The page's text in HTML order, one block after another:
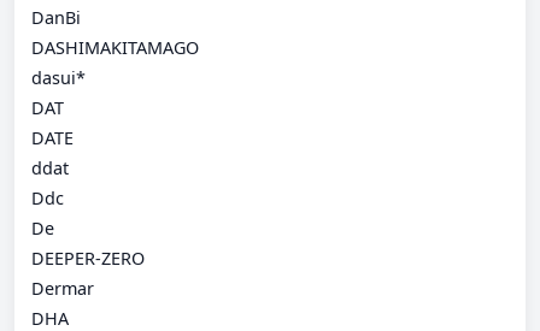
DanBi
DASHIMAKITAMAGO
dasui*
DAT
DATE
ddat
Ddc
De
DEEPER-ZERO
Dermar
DHA